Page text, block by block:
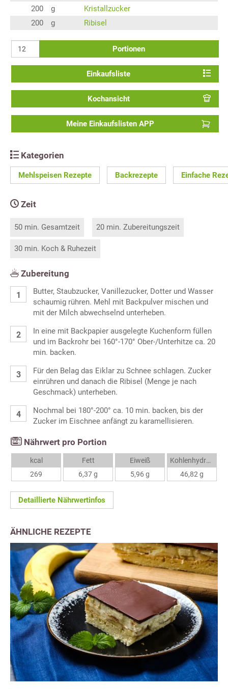
200
g
Kristallzucker
200
g Ribisel
Portionen
Einkaufsliste
Kochansicht
Meine Einkaufslisten APP
Kategorien
Mehlspeisen Rezepte Backrezepte Einfache
Zeit
50 min. Gesamtzeit 20 min. Zubereitungszeit
30 min. Koch & Ruhezeit
Zubereitung
Butter, Staubzucker, Vanillezucker, Dotter und Wasser
schaumig rühren. Mehl mit Backpulver mischen und
mit der Milch abwechselnd unterheben.
In eine mit Backpapier ausgelegte Kuchenform füllen
und im Backrohr bei 160°-170° Ober-/Unterhitze ca. 20
min. backen.
Für den Belag das Eiklar zu Schnee schlagen. Zucker
einrühren und danach die Ribisel (Menge je nach
Geschmack) unterheben.
Nochmal bei 180°-200° ca. 10 min. backen, bis der
Zucker im Eischnee anfängt zu karamellisieren.
Nährwert pro Portion
kcal
269
Fett
6,37 g
Eiweiß
5,96 g
Kohlenhydrate
46,82 g
Detaillierte Nährwertinfos
ÄHNLICHE REZEPTE